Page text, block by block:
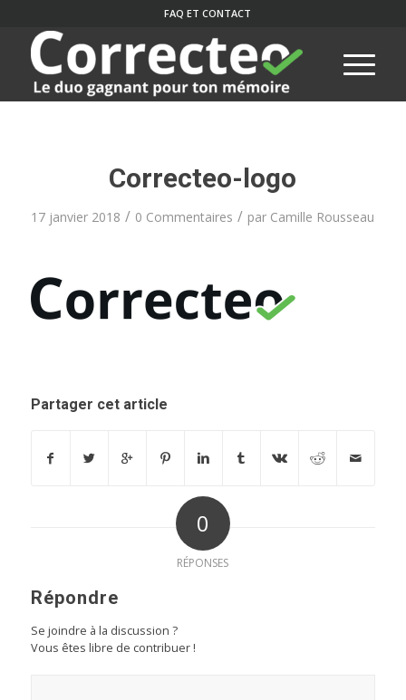
FAQ ET CONTACT
Correcteo-logo
17 janvier 2018 / 0 Commentaires / par Camille Rousseau
Partager cet article
0
RÉPONSES
Répondre
Se joindre à la discussion ?
Vous êtes libre de contribuer !